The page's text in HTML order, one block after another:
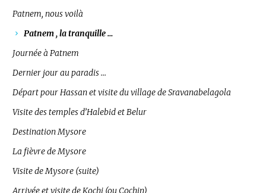
Patnem, nous voilà
Patnem , la tranquille …
Journée à Patnem
Dernier jour au paradis …
Départ pour Hassan et visite du village de Sravanabelagola
Visite des temples d’Halebid et Belur
Destination Mysore
La fièvre de Mysore
Visite de Mysore (suite)
Arrivée et visite de Kochi (ou Cochin)